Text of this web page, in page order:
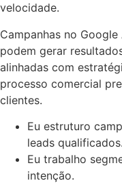
velocidade.
Campanhas no
podem gerar
alinhadas com
processo comercial
clientes.
Eu estruturo
leads qualificados.
Eu trabalho
intenção.